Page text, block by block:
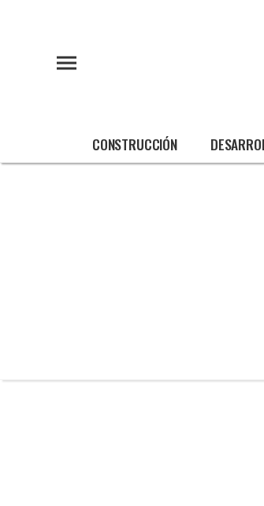
CONSTRUCCIÓN